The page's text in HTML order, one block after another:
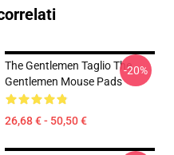
The Gentlemen Taglio The
Gentlemen Mouse Pads
26,68 € - 50,50 €
-20%